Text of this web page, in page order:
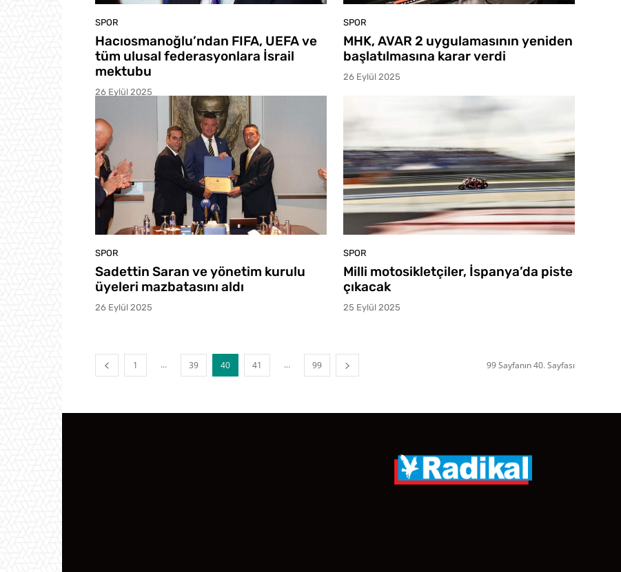
SPOR
Hacıosmanoğlu’ndan FIFA, UEFA ve
tüm ulusal federasyonlara İsrail
mektubu
26 Eylül 2025
SPOR
MHK, AVAR 2 uygulamasının yeniden
başlatılmasına karar verdi
26 Eylül 2025
SPOR
Sadettin Saran ve yönetim kurulu
üyeleri mazbatasını aldı
26 Eylül 2025
SPOR
Milli motosikletçiler, İspanya’da piste
çıkacak
25 Eylül 2025
1 ... 39 40 41 ... 99 99 Sayfanın 40. Sayfası